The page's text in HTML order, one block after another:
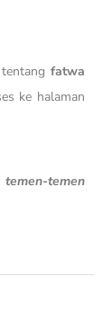
fatwa
ke halaman
temen